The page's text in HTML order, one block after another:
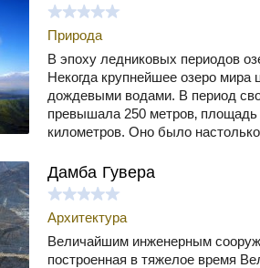
Природа
В эпоху ледниковых периодов
Некогда крупнейшее озеро
дождевыми водами. В период
превышала 250 метров‚
километров. Оно было
Дамба Гувера
Архитектура
Величайшим инженерным
построенная в тяжелое время